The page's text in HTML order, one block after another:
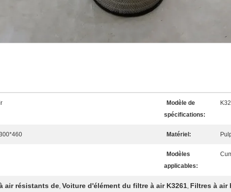
Modèle de
spécifications:
Matériel:
Modèles
applicables:
air résistants de, Voiture d'élément du filtre à air K3261, Filtres à air